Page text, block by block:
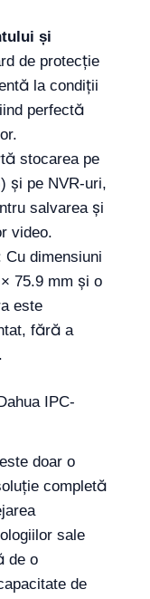
și
de protecție
la condiții
perfectă
stocarea pe
și pe NVR-uri,
salvarea și
video.
Cu dimensiuni
75.9 mm și o
este
fără a
IPC-
doar o
completă
sale
de o
de